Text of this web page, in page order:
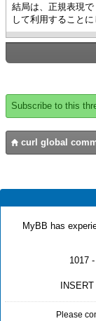
結局は、正規表現
して利用することに
Subscribe to this
curl global
MyBB has
1017
Please